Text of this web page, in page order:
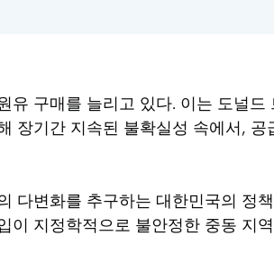
유 구매를 늘리고 있다. 이는 도널
장기간 지속된 불확실성 속에서,
다변화를 추구하는 대한민국의 정
이 지정학적으로 불안정한 중동 지